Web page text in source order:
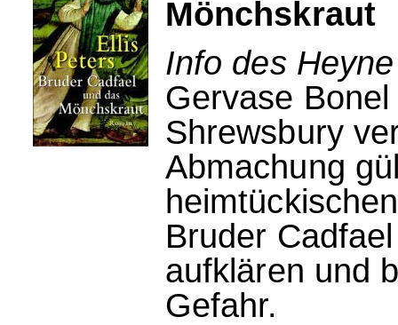
Mönchskraut
Info des
Gervase
Shrewsbury
Abmachung
Bruder
aufklären und
Gefahr.